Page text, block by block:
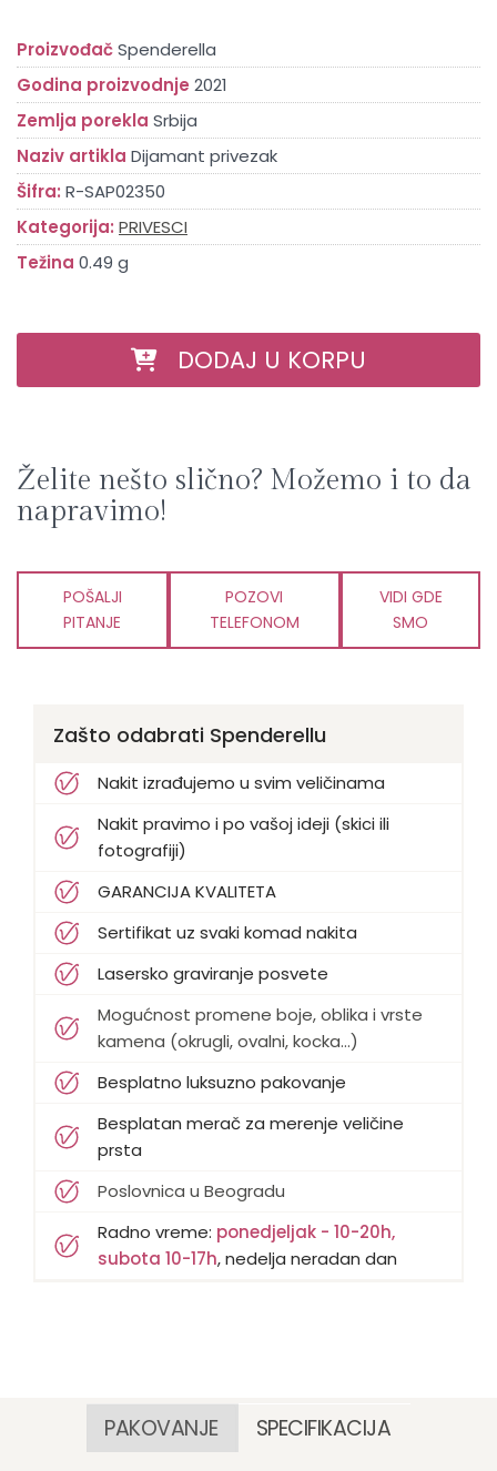
ProizvođačSpenderella
Godina proizvodnje 2021
Zemlja porekla Srbija
Naziv artikla Dijamant privezak
Šifra: R-SAP02350
Kategorija: PRIVESCI
Težina 0.49 g
DODAJ U KORPU
Želite nešto slično? Možemo i to da
napravimo!
POŠALJI
PITANJE
POZOVI
TELEFONOM
VIDI GDE
SMO
Zašto odabrati Spenderellu
Nakit izrađujemo u svim veličinama
Nakit pravimo i po vašoj ideji (skici ili
fotografiji)
GARANCIJA KVALITETA
Sertifikat uz svaki komad nakita
Lasersko graviranje posvete
Mogućnost promene boje, oblika i vrste
kamena (okrugli, ovalni, kocka...)
Besplatno luksuzno pakovanje
Besplatan merač za merenje veličine
prsta
Poslovnica u Beogradu
Radno vreme: ponedjeljak - 10-20h,
subota 10-17h, nedelja neradan dan
PAKOVANJE SPECIFIKACIJA